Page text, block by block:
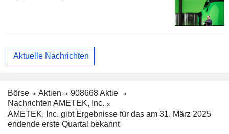
Aktuelle Nachrichten
Börse Aktien
908668 Aktie
Nachrichten AMETEK, Inc.
AMETEK, Inc. gibt Ergebnisse für das am 31. März 2025
endende erste Quartal bekannt